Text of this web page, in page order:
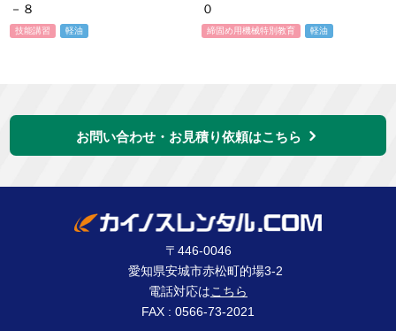
－８
技能講習 軽油
０
締固め用機械特別教育 軽油
お問い合わせ・お見積り依頼はこちら
〒446-0046
愛知県安城市赤松町的場3-2
電話対応はこちら
FAX : 0566-73-2021